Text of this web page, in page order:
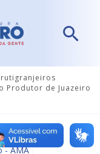
Produtor de Juazeiro
- AMA